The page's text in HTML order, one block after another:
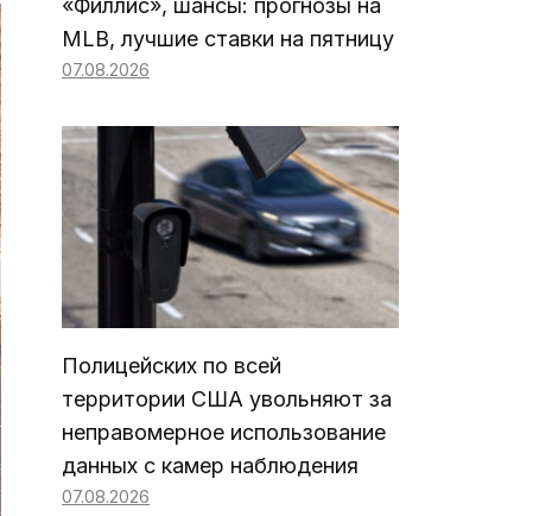
«Филлис», шансы: прогнозы на
MLB, лучшие ставки на пятницу
07.08.2026
Полицейских по всей
территории США увольняют за
неправомерное использование
данных с камер наблюдения
07.08.2026